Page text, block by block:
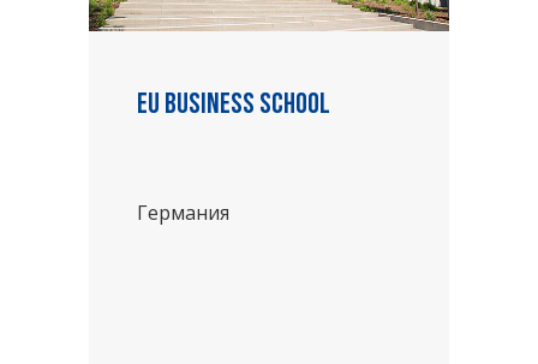
EU Business School
Германия